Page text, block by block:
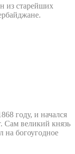
из старейших
году, и начался
Сам великий князь
богоугодное